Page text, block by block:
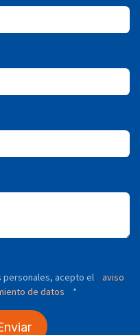
personales, acepto el
aviso
de datos *